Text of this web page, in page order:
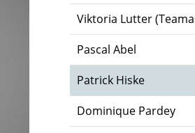
Viktoria Lutter
Pascal Abel
Patrick Hiske
Dominique Pardey